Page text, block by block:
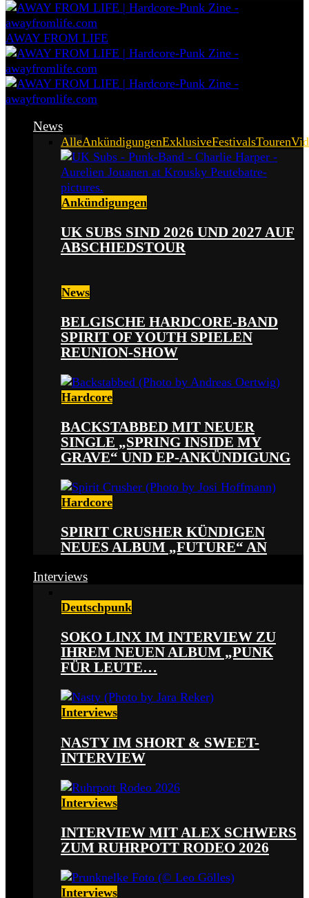
AWAY FROM LIFE
News
AlleAnkündigungenExklusiveFestivalsTouren
Ankündigungen
UK SUBS SIND 2026 UND 2027 AUF
ABSCHIEDSTOUR
News
BELGISCHE HARDCORE-BAND
SPIRIT OF YOUTH SPIELEN
REUNION-SHOW
Hardcore
BACKSTABBED MIT NEUER
SINGLE „SPRING INSIDE MY
GRAVE“ UND EP-ANKÜNDIGUNG
Hardcore
SPIRIT CRUSHER KÜNDIGEN
NEUES ALBUM „FUTURE“ AN
Interviews
Deutschpunk
SOKO LINX IM INTERVIEW ZU
IHREM NEUEN ALBUM „PUNK
FÜR LEUTE…
Interviews
NASTY IM SHORT & SWEET-
INTERVIEW
Interviews
INTERVIEW MIT ALEX SCHWERS
ZUM RUHRPOTT RODEO 2026
Interviews